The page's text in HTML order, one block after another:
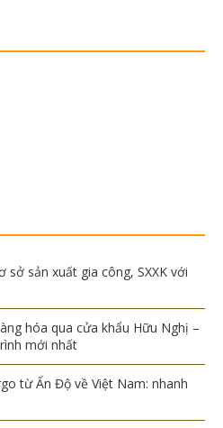
sản xuất gia công, SXXK với
hóa qua cửa khẩu Hữu Nghị –
mới nhất
từ Ấn Độ về Việt Nam: nhanh